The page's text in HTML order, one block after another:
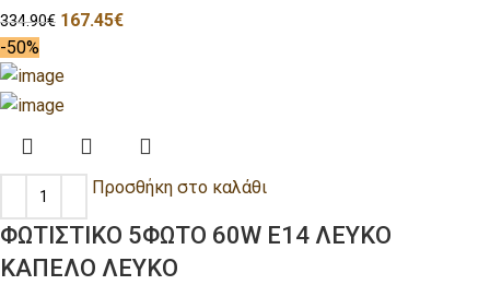
334.90€ 167.45€
-50%
Προσθήκη στο καλάθι
ΦΩΤΙΣΤΙΚΟ 5ΦΩΤΟ 60W E14 ΛΕΥΚΟ
ΚΑΠΕΛΟ ΛΕΥΚΟ